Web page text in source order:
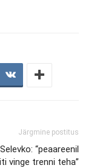
Järgmine postitus
“peaareenil
vinge trenni teha”